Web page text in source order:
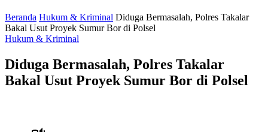
Beranda Hukum & Kriminal Diduga Bermasalah, Polres Takalar
Bakal Usut Proyek Sumur Bor di Polsel
Hukum & Kriminal
Diduga Bermasalah, Polres Takalar
Bakal Usut Proyek Sumur Bor di Polsel